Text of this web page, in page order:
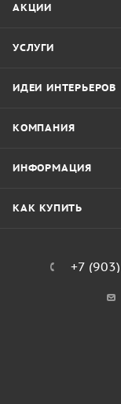
АКЦИИ
УСЛУГИ
ИДЕИ ИНТЕРЬЕРОВ
КОМПАНИЯ
ИНФОРМАЦИЯ
КАК КУПИТЬ
+7